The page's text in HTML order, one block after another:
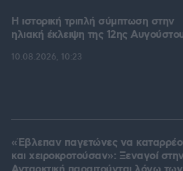
Η ιστορική τριπλή σύμπτωση στην
ηλιακή έκλειψη της 12ης
10.08.2026, 10:23
«Έβλεπαν παγετώνες να
και χειροκροτούσαν»: Ξεναγοί στην